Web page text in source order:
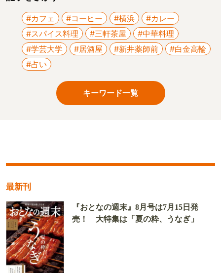
#カフェ #コーヒー #横浜
#カレー
#スパイス料理
#三軒茶屋
#中華料理
#学芸大学
#居酒屋 #新井薬師前
#白金高輪
#占い
キーワード一覧
最新刊
『おとなの週末』8月号は7月15日発
売！ 大特集は「夏の粋、うなぎ」